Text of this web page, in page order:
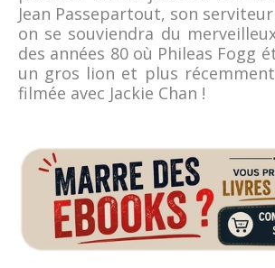
Jean Passepartout, son
on se souviendra du
des années 80 où Phileas Fogg
un gros lion et plus
filmée avec Jackie Chan !